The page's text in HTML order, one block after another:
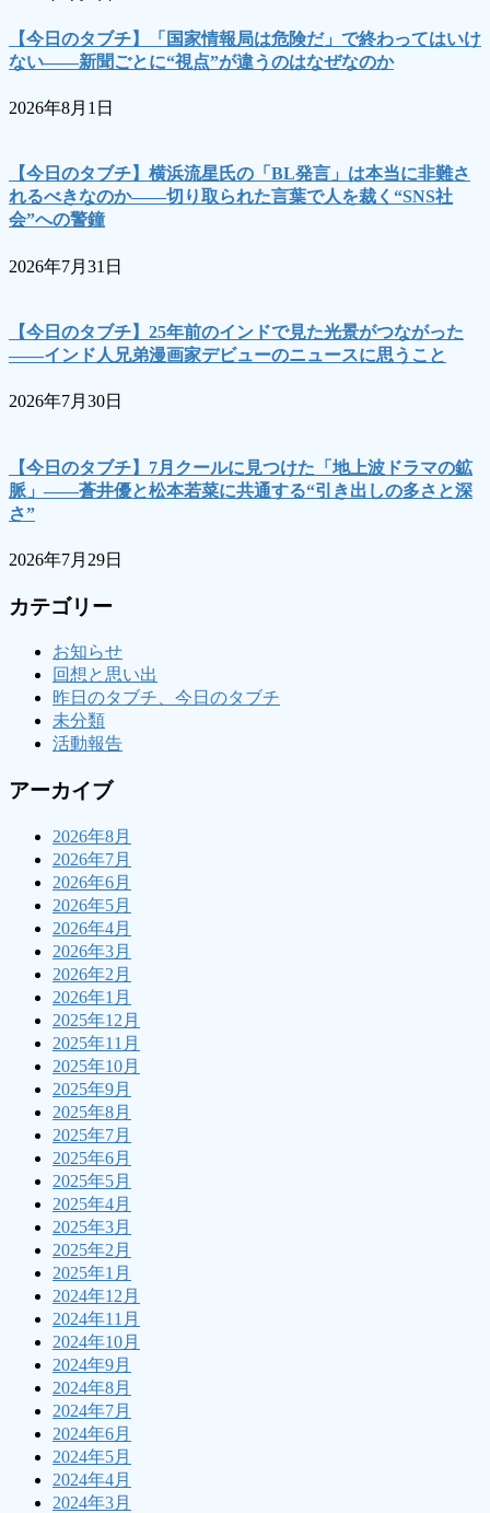
【今日のタブチ】「国家情報局は危険だ」で終わってはいけ
ない――新聞ごとに“視点”が違うのはなぜなのか
2026年8月1日
【今日のタブチ】横浜流星氏の「BL発言」は本当に非難さ
れるべきなのか――切り取られた言葉で人を裁く“SNS社
会”への警鐘
2026年7月31日
【今日のタブチ】25年前のインドで見た光景がつながった
――インド人兄弟漫画家デビューのニュースに思うこと
2026年7月30日
【今日のタブチ】7月クールに見つけた「地上波ドラマの鉱
脈」――蒼井優と松本若菜に共通する“引き出しの多さと深
さ”
2026年7月29日
カテゴリー
お知らせ
回想と思い出
昨日のタブチ、今日のタブチ
未分類
活動報告
アーカイブ
2026年8月
2026年7月
2026年6月
2026年5月
2026年4月
2026年3月
2026年2月
2026年1月
2025年12月
2025年11月
2025年10月
2025年9月
2025年8月
2025年7月
2025年6月
2025年5月
2025年4月
2025年3月
2025年2月
2025年1月
2024年12月
2024年11月
2024年10月
2024年9月
2024年8月
2024年7月
2024年6月
2024年5月
2024年4月
2024年3月